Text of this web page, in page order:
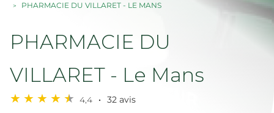
PHARMACIE DU VILLARET - LE MANS
PHARMACIE DU
VILLARET - Le Mans
4,4 32 avis